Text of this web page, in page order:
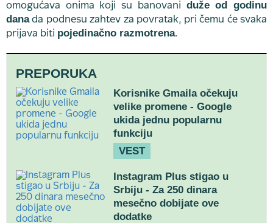
omogućava onima koji su banovani duže od godinu
danada podnesu zahtev za povratak, pri čemu će svaka
prijava biti pojedinačno razmotrena.
PREPORUKA
Korisnike Gmaila očekuju
velike promene - Google
ukida jednu popularnu
funkciju
VEST
Instagram Plus stigao u
Srbiju - Za 250 dinara
mesečno dobijate ove
dodatke